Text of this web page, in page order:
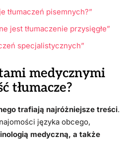
tłumaczeń pisemnych?”
jest tłumaczenie przysięgłe”
specjalistycznych”
medycznymi
tłumacze?
trafiają najróżniejsze treści.
języka obcego,
medyczną, a także